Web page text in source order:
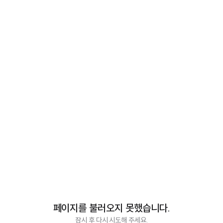
페이지를 불러오지 못했습니다.
잠시 후 다시 시도해 주세요.